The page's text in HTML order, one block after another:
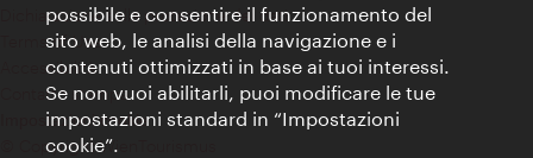
Dichiarazione sulla protezione dei dati
Terms of Use
Accessibilità
Contatto stampa
Impostazioni cookie
© Copyright WienTourismus
possibile e consentire il funzionamento del
sito web, le analisi della navigazione e i
contenuti ottimizzati in base ai tuoi interessi.
Se non vuoi abilitarli, puoi modificare le tue
impostazioni standard in “Impostazioni
cookie”.